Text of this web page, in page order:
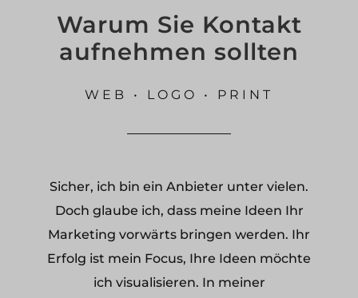
Warum Sie Kontakt
aufnehmen sollten
WEB • LOGO • PRINT
Sicher, ich bin ein Anbieter unter vielen.
Doch glaube ich, dass meine Ideen Ihr
Marketing vorwärts bringen werden. Ihr
Erfolg ist mein Focus, Ihre Ideen möchte
ich visualisieren. In meiner